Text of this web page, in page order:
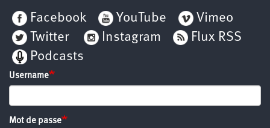
Facebook
YouTube
Vimeo
Twitter
Instagram
Flux RSS
Podcasts
Username
Mot de passe